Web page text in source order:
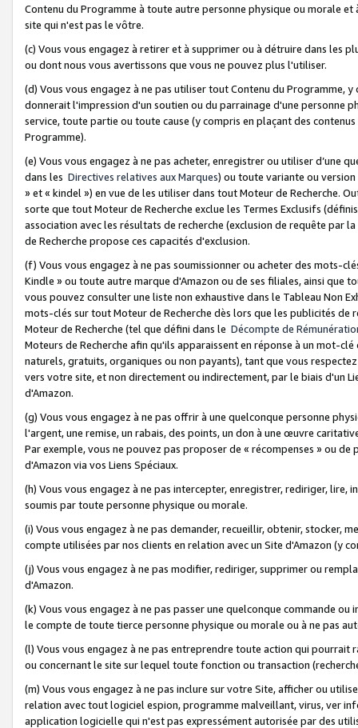
Contenu du Programme à toute autre personne physique ou morale
site qui n'est pas le vôtre.
(c) Vous vous engagez à retirer et à supprimer ou à détruire dans les
ou dont nous vous avertissons que vous ne pouvez plus l'utiliser.
(d) Vous vous engagez à ne pas utiliser tout Contenu du Programme,
donnerait l'impression d'un soutien ou du parrainage d'une personne
service, toute partie ou toute cause (y compris en plaçant des
Programme).
(e) Vous vous engagez à ne pas acheter, enregistrer ou utiliser d’une
dans les Directives relatives aux Marques) ou toute variante ou
» et « kindel ») en vue de les utiliser dans tout Moteur de Recherche.
sorte que tout Moteur de Recherche exclue les Termes Exclusifs
association avec les résultats de recherche (exclusion de requête
de Recherche propose ces capacités d'exclusion.
(f) Vous vous engagez à ne pas soumissionner ou acheter des mots-
Kindle » ou toute autre marque d'Amazon ou de ses filiales, ainsi que
vous pouvez consulter une liste non exhaustive dans le Tableau Non
mots-clés sur tout Moteur de Recherche dès lors que les publicités de
Moteur de Recherche (tel que défini dans le Décompte de
Moteurs de Recherche afin qu'ils apparaissent en réponse à un mot-
naturels, gratuits, organiques ou non payants), tant que vous
vers votre site, et non directement ou indirectement, par le biais d'un
d'Amazon.
(g) Vous vous engagez à ne pas offrir à une quelconque personne
l'argent, une remise, un rabais, des points, un don à une œuvre
Par exemple, vous ne pouvez pas proposer de « récompenses » ou
d'Amazon via vos Liens Spéciaux.
(h) Vous vous engagez à ne pas intercepter, enregistrer, rediriger,
soumis par toute personne physique ou morale.
(i) Vous vous engagez à ne pas demander, recueillir, obtenir, stocker,
compte utilisées par nos clients en relation avec un Site d'Amazon (y
(j) Vous vous engagez à ne pas modifier, rediriger, supprimer ou
d'Amazon.
(k) Vous vous engagez à ne pas passer une quelconque commande
le compte de toute tierce personne physique ou morale ou à ne pas
(l) Vous vous engagez à ne pas entreprendre toute action qui
ou concernant le site sur lequel toute fonction ou transaction
(m) Vous vous engagez à ne pas inclure sur votre Site, afficher ou
relation avec tout logiciel espion, programme malveillant, virus, ver
application logicielle qui n'est pas expressément autorisée par des